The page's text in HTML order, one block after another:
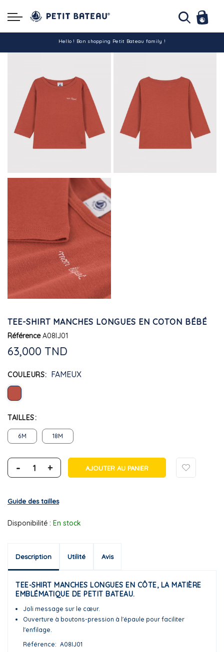
Hello ! Bon shopping Petit Bateau family !
La livraison est assurée partout en Tunisie !
-10% pour tout paiement par carte bancaire (hors promo)
TEE-SHIRT MANCHES LONGUES EN COTON BÉBÉ
Référence A08IJ01
63,000 TND
COULEURS FAMEUX
TAILLES
6M 18M
- + AJOUTER AU PANIER
Guide des tailles
Disponibilité : En stock
Description Utilité Avis
TEE-SHIRT MANCHES LONGUES EN CÔTE, LA MATIÈRE
EMBLÉMATIQUE DE PETIT BATEAU.
Joli message sur le cœur.
Ouverture à boutons-pression à l'épaule pour faciliter
l'enfilage.
Référence
A08IJ01